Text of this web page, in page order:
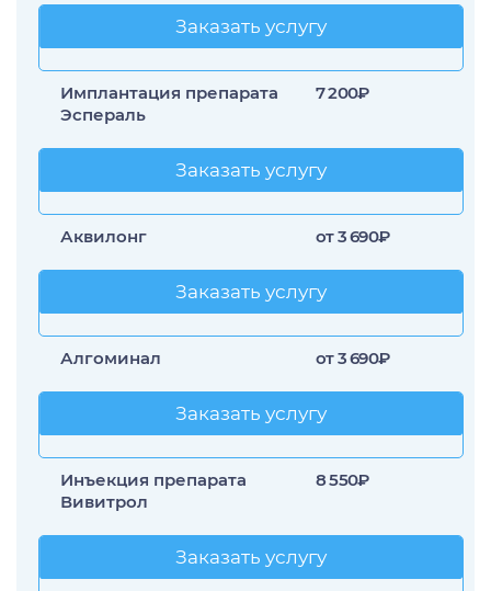
Заказать услугу
Заказать услугу
Имплантация препарата
Эспераль
7 200₽
Заказать услугу
Заказать услугу
Аквилонг от 3 690₽
Заказать услугу
Заказать услугу
Алгоминал от 3 690₽
Заказать услугу
Заказать услугу
Инъекция препарата
Вивитрол
8 550₽
Заказать услугу
Заказать услугу